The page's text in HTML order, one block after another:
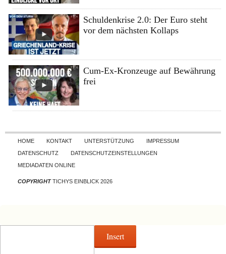
Schuldenkrise 2.0: Der Euro steht
vor dem nächsten Kollaps
Cum-Ex-Kronzeuge auf Bewährung
frei
Skip to content
HOME KONTAKT UNTERSTÜTZUNG
IMPRESSUM
DATENSCHUTZ
DATENSCHUTZEINSTELLUNGEN
MEDIADATEN ONLINE
COPYRIGHTTICHYS EINBLICK 2026
Insert